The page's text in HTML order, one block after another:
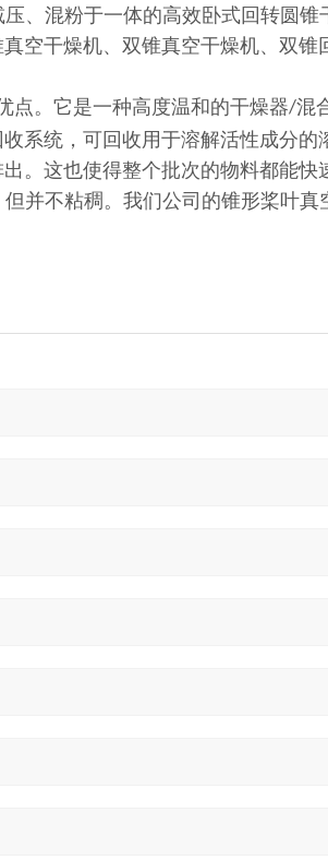
、混粉于一体的高效卧式回转圆
空干燥机、双锥真空干燥机、双锥
点。它是一种高度温和的干燥器/混
系统，可回收用于溶解活性成分的
。这也使得整个批次的物料都能快
并不粘稠。我们公司的锥形桨叶真